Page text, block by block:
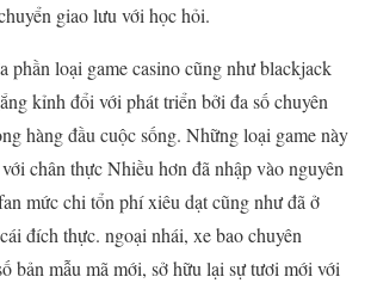
giao lưu với học hỏi.
phần loại game casino cũng như blackjack
kỉnh đổi với phát triển bởi đa số chuyên
hàng đầu cuộc sống. Những loại game này
chân thực Nhiều hơn đã nhập vào nguyên
mức chi tổn phí xiêu dạt cũng như đã ở
đích thực. ngoại nhái, xe bao chuyên
bản mẫu mã mới, sở hữu lại sự tươi mới với